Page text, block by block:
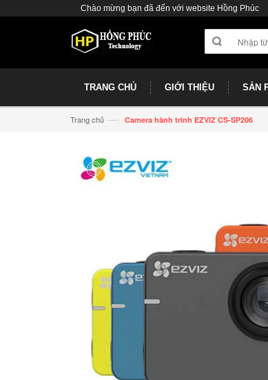
Chào mừng bạn đã đến với website Hồng Phúc
TRANG CHỦ GIỚI THIỆU SẢN
Trang chủ —› Camera hành trình EZVIZ CS-SP206